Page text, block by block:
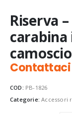
Riserva
carabina
camoscio
Contattaci
COD: PB-1826
Categorie:Accessori